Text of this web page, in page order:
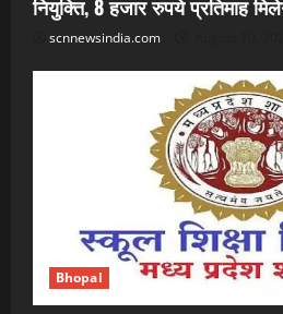
नियुक्ति, 8 हजार रुपये प्रतिमाह
scnnewsindia.com
Bhopal